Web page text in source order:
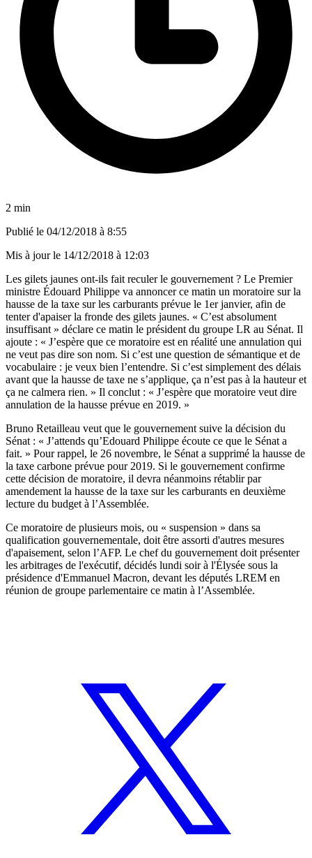
2 min
Publié le 04/12/2018 à 8:55
Mis à jour le 14/12/2018 à 12:03
Les gilets jaunes ont-ils fait reculer le gouvernement ? Le Premier
ministre Édouard Philippe va annoncer ce matin un moratoire sur la
hausse de la taxe sur les carburants prévue le 1er janvier, afin de
tenter d'apaiser la fronde des gilets jaunes. « C’est absolument
insuffisant » déclare ce matin le président du groupe LR au Sénat. Il
ajoute : « J’espère que ce moratoire est en réalité une annulation qui
ne veut pas dire son nom. Si c’est une question de sémantique et de
vocabulaire : je veux bien l’entendre. Si c’est simplement des délais
avant que la hausse de taxe ne s’applique, ça n’est pas à la hauteur et
ça ne calmera rien. » Il conclut : « J’espère que moratoire veut dire
annulation de la hausse prévue en 2019. »
Bruno Retailleau veut que le gouvernement suive la décision du
Sénat : « J’attends qu’Edouard Philippe écoute ce que le Sénat a
fait. » Pour rappel, le 26 novembre, le Sénat a supprimé la hausse de
la taxe carbone prévue pour 2019. Si le gouvernement confirme
cette décision de moratoire, il devra néanmoins rétablir par
amendement la hausse de la taxe sur les carburants en deuxième
lecture du budget à l’Assemblée.
Ce moratoire de plusieurs mois, ou « suspension » dans sa
qualification gouvernementale, doit être assorti d'autres mesures
d'apaisement, selon l’AFP. Le chef du gouvernement doit présenter
les arbitrages de l'exécutif, décidés lundi soir à l'Élysée sous la
présidence d'Emmanuel Macron, devant les députés LREM en
réunion de groupe parlementaire ce matin à l’Assemblée.